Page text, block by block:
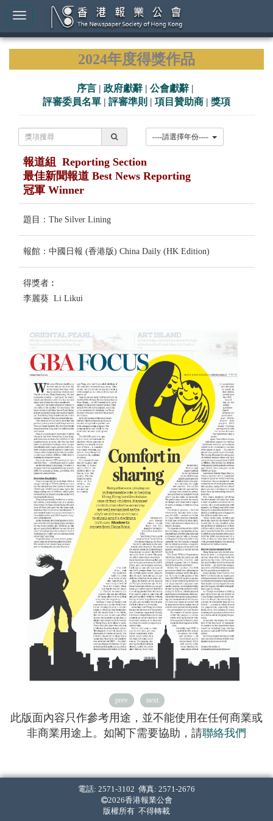
2024年度得獎作品
序言 | 政府獻辭 | 公會獻辭 |
評審委員名單 | 評審準則 | 項目贊助商 | 獎項
報道組 Reporting Section
最佳新聞報道 Best News Reporting
冠軍 Winner
題目：The Silver Lining
報館：中國日報 (香港版) China Daily (HK Edition)
得獎者︰
李麗葵 Li Likui
prev next
此版面內容只作參考用途，並不能使用在任何商業或
非商業用途上。如閣下需要協助，請聯絡我們
電話: 2571-3102 傳真: 2571-2676
2026香港報業公會
版權所有 不得轉載